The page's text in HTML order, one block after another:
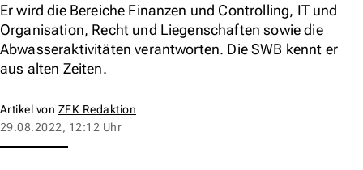
Er wird die Bereiche Finanzen und Controlling, IT und
Organisation, Recht und Liegenschaften sowie die
Abwasseraktivitäten verantworten. Die SWB kennt er
aus alten Zeiten.
Artikel von ZFK Redaktion
29.08.2022, 12:12 Uhr